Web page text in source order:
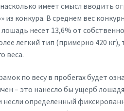
имеет смысл вводить
из конкура. В среднем вес
несет 13,6% от
легкий тип (примерно 420 кг),
веса.
по весу в пробегах будет
– это нанесло бы ущерб
несли определенный